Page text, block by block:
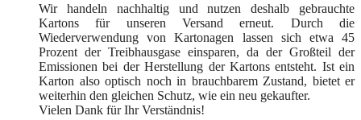
Wir handeln nachhaltig und nutzen deshalb gebrauchte
Kartons für unseren Versand erneut. Durch die
Wiederverwendung von Kartonagen lassen sich etwa 45
Prozent der Treibhausgase einsparen, da der Großteil der
Emissionen bei der Herstellung der Kartons entsteht. Ist ein
Karton also optisch noch in brauchbarem Zustand, bietet er
weiterhin den gleichen Schutz, wie ein neu gekaufter.
Vielen Dank für Ihr Verständnis!